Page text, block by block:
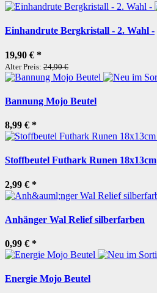
Einhandrute Bergkristall - 2. Wahl -
19,90 € *
Alter Preis: 24,90 €
Bannung Mojo Beutel
8,99 € *
Stoffbeutel Futhark Runen 18x13cm
2,99 € *
Anhänger Wal Relief silberfarben
0,99 € *
Energie Mojo Beutel